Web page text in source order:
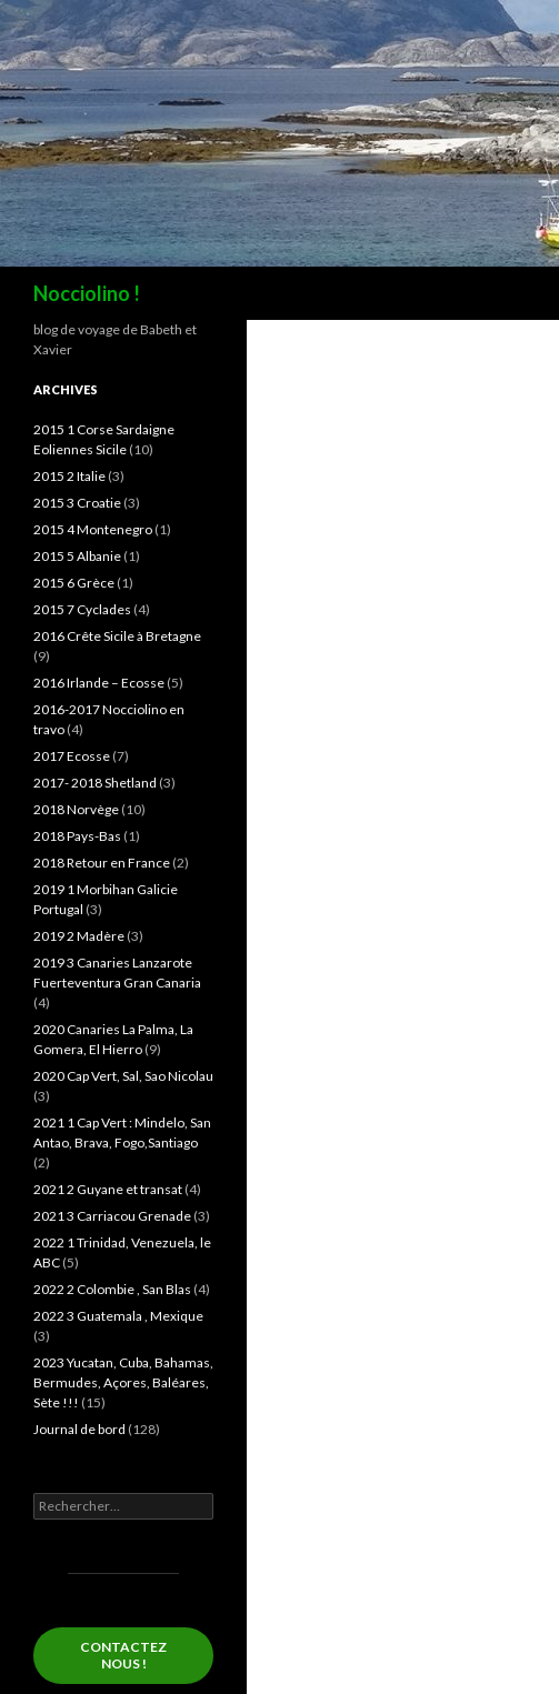
Nocciolino !
blog de voyage de Babeth et
Xavier
ARCHIVES
2015 1 Corse Sardaigne
Eoliennes Sicile (10)
2015 2 Italie (3)
2015 3 Croatie (3)
2015 4 Montenegro (1)
2015 5 Albanie (1)
2015 6 Grèce (1)
2015 7 Cyclades (4)
2016 Crête Sicile à Bretagne
(9)
2016 Irlande – Ecosse (5)
2016-2017 Nocciolino en
travo (4)
2017 Ecosse (7)
2017- 2018 Shetland (3)
2018 Norvège (10)
2018 Pays-Bas (1)
2018 Retour en France (2)
2019 1 Morbihan Galicie
Portugal (3)
2019 2 Madère (3)
2019 3 Canaries Lanzarote
Fuerteventura Gran Canaria
(4)
2020 Canaries La Palma, La
Gomera, El Hierro (9)
2020 Cap Vert, Sal, Sao Nicolau
(3)
2021 1 Cap Vert : Mindelo, San
Antao, Brava, Fogo,Santiago
(2)
2021 2 Guyane et transat (4)
2021 3 Carriacou Grenade (3)
2022 1 Trinidad, Venezuela, le
ABC (5)
2022 2 Colombie , San Blas (4)
2022 3 Guatemala , Mexique
(3)
2023 Yucatan, Cuba, Bahamas,
Bermudes, Açores, Baléares,
Sète !!! (15)
Journal de bord (128)
Rechercher :
CONTACTEZ
NOUS !